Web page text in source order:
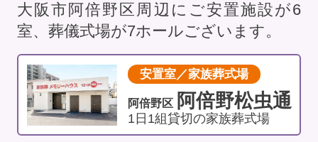
大阪市阿倍野区周辺にご安置施設が6
室、葬儀式場が7ホールございます。
安置室／家族葬式場
阿倍野区 阿倍野松虫通
1日1組貸切の家族葬式場